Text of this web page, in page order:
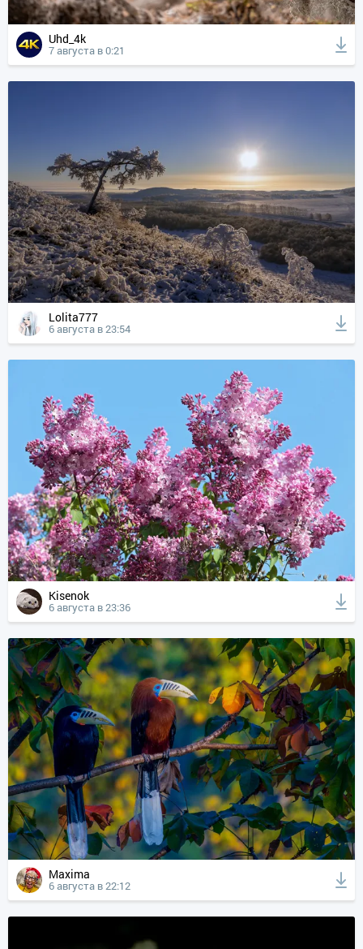
Uhd_4k
7 августа в 0:21
Lolita777
6 августа в 23:54
Kisenok
6 августа в 23:36
Maxima
6 августа в 22:12